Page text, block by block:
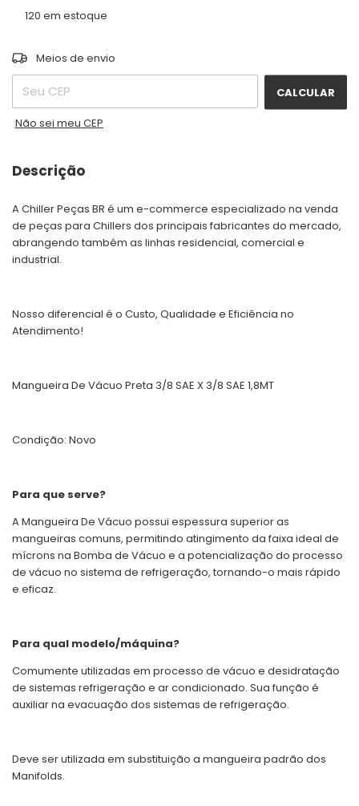
120 em estoque
Entregas para o CEP:
Meios de envio
CALCULAR
Não sei meu CEP
Descrição
A Chiller Peças BR é um e-commerce especializado na venda
de peças para Chillers dos principais fabricantes do mercado,
abrangendo também as linhas residencial, comercial e
industrial.
Nosso diferencial é o Custo, Qualidade e Eficiência no
Atendimento!
Mangueira De Vácuo Preta 3/8 SAE X 3/8 SAE 1,8MT
Condição: Novo
Para que serve?
A Mangueira De Vácuo possui espessura superior as
mangueiras comuns, permitindo atingimento da faixa ideal de
mícrons na Bomba de Vácuo e a potencialização do processo
de vácuo no sistema de refrigeração, tornando-o mais rápido
e eficaz.
Para qual modelo/máquina?
Comumente utilizadas em processo de vácuo e desidratação
de sistemas refrigeração e ar condicionado. Sua função é
auxiliar na evacuação dos sistemas de refrigeração.
Deve ser utilizada em substituição a mangueira padrão dos
Manifolds.